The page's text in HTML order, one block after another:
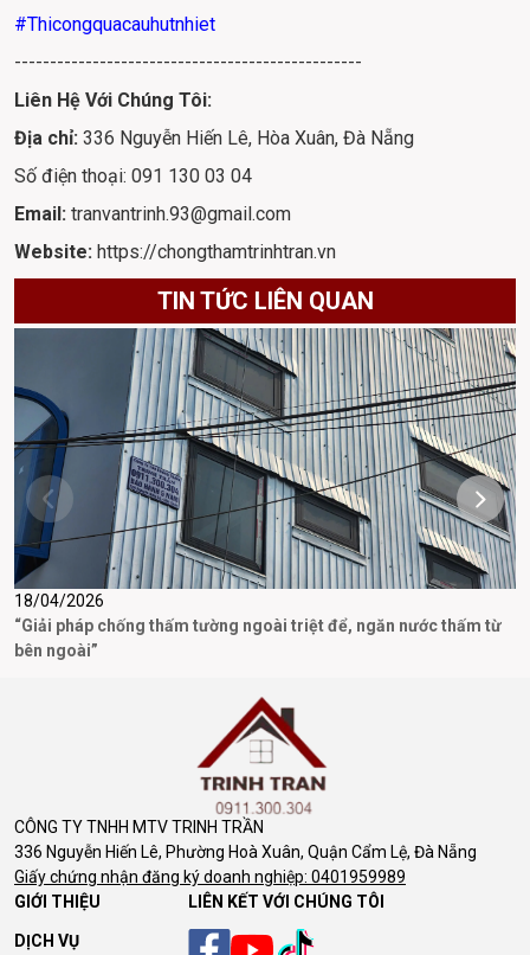
#Thicongquacauhutnhiet
-------------------------------------------------
Liên Hệ Với Chúng Tôi:
Địa chỉ: 336 Nguyễn Hiến Lê, Hòa Xuân, Đà Nẵng
Số điện thoại: 091 130 03 04
Email: tranvantrinh.93@gmail.com
Website: https://chongthamtrinhtran.vn
TIN TỨC LIÊN QUAN
18/04/2026
“Giải pháp chống thấm tường ngoài triệt để, ngăn nước thấm từ
bên ngoài”
CÔNG TY TNHH MTV TRINH TRẦN
336 Nguyễn Hiến Lê, Phường Hoà Xuân, Quận Cẩm Lệ, Đà Nẵng
Giấy chứng nhận đăng ký doanh nghiệp: 0401959989
GIỚI THIỆU
DỊCH VỤ
LIÊN KẾT VỚI CHÚNG TÔI